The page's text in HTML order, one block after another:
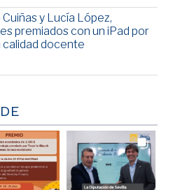
y Lucía López,
premiados con un iPad por
calidad docente